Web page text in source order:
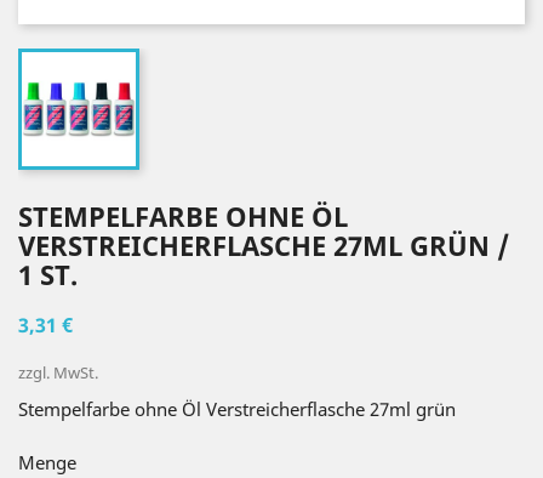
STEMPELFARBE OHNE ÖL
VERSTREICHERFLASCHE 27ML GRÜN /
1 ST.
3,31 €
zzgl. MwSt.
Stempelfarbe ohne Öl Verstreicherflasche 27ml grün
Menge